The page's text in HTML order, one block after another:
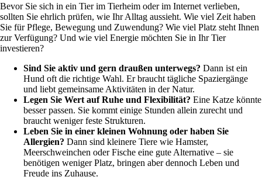
Bevor Sie sich in ein Tier im Tierheim oder im Internet verlieben,
sollten Sie ehrlich prüfen, wie Ihr Alltag aussieht. Wie viel Zeit haben
Sie für Pflege, Bewegung und Zuwendung? Wie viel Platz steht Ihnen
zur Verfügung? Und wie viel Energie möchten Sie in Ihr Tier
investieren?
Sind Sie aktiv und gern draußen unterwegs? Dann ist ein
Hund oft die richtige Wahl. Er braucht tägliche Spaziergänge
und liebt gemeinsame Aktivitäten in der Natur.
Legen Sie Wert auf Ruhe und Flexibilität? Eine Katze könnte
besser passen. Sie kommt einige Stunden allein zurecht und
braucht weniger feste Strukturen.
Leben Sie in einer kleinen Wohnung oder haben Sie
Allergien? Dann sind kleinere Tiere wie Hamster,
Meerschweinchen oder Fische eine gute Alternative – sie
benötigen weniger Platz, bringen aber dennoch Leben und
Freude ins Zuhause.